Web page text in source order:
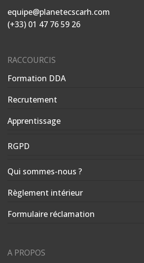
equipe@planetecscarh.com
(+33) 01 47 76 59 26
RACCOURCIS
Formation DDA
Recrutement
Apprentissage
RGPD
Qui sommes-nous ?
Règlement intérieur
Formulaire réclamation
A PROPOS